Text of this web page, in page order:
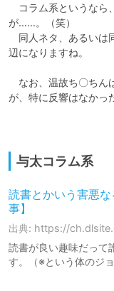
コラム系というなら
が……。（笑）
同人ネタ、あるいは
辺になりますね。
なお、温故ち〇ちん
が、特に反響はなかっ
与太コラム系
読書とかいう害悪
事】
出典: https://
読書が良い趣味だって
す。（※という体のジ